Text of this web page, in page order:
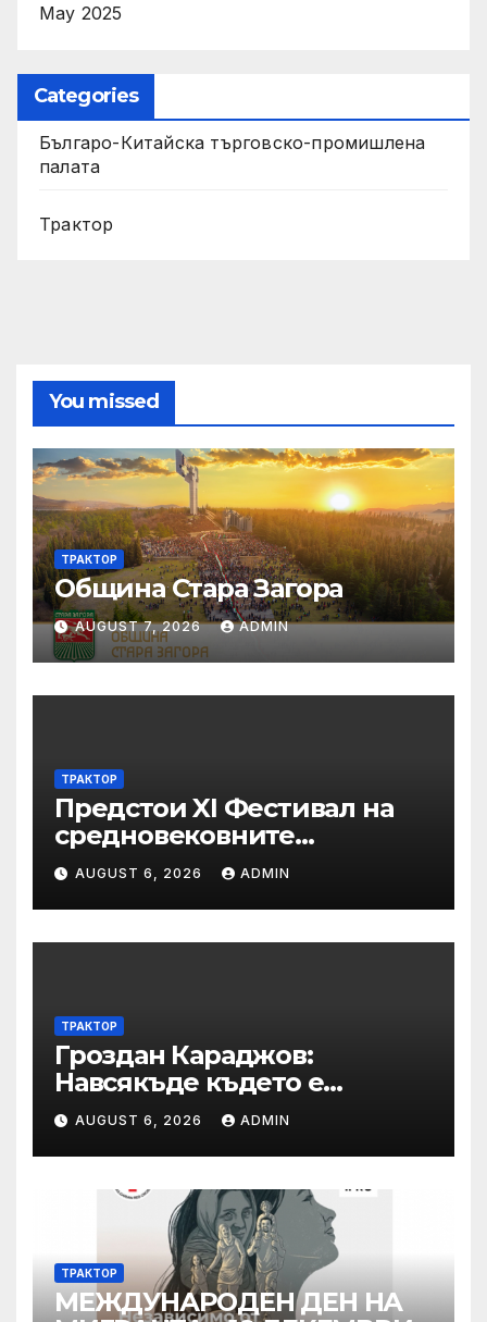
May 2025
Categories
Българо-Китайска търговско-промишлена
палата
Трактор
You missed
ТРАКТОР
Община Стара Загора
AUGUST 7, 2026 ADMIN
ТРАКТОР
Предстои XI Фестивал на
средновековните
традиции, бит и култура
„Калето
AUGUST 6, 2026 ADMIN
ТРАКТОР
Гроздан Караджов:
Навсякъде където е
възможна човешка грешка
в железницата, трябва да
има система за вторичен
контрол
AUGUST 6, 2026 ADMIN
ТРАКТОР
МЕЖДУНАРОДЕН ДЕН НА